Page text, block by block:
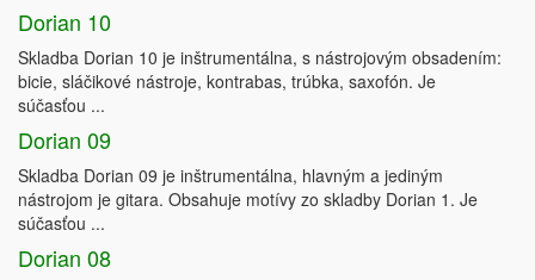
Dorian 10
Skladba Dorian 10 je inštrumentálna, s nástrojovým obsadením:
bicie, sláčikové nástroje, kontrabas, trúbka, saxofón. Je
súčasťou ...
Dorian 09
Skladba Dorian 09 je inštrumentálna, hlavným a jediným
nástrojom je gitara. Obsahuje motívy zo skladby Dorian 1. Je
súčasťou ...
Dorian 08